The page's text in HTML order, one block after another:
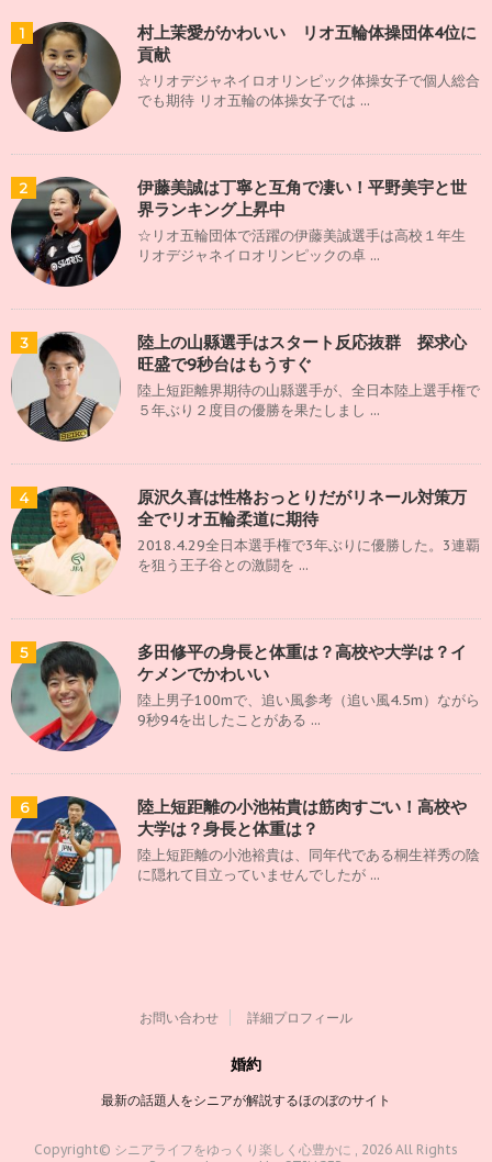
1
村上茉愛がかわいい リオ五輪体操団体4位に
貢献
☆リオデジャネイロオリンピック体操女子で個人総合
でも期待 リオ五輪の体操女子では ...
2
伊藤美誠は丁寧と互角で凄い！平野美宇と世
界ランキング上昇中
☆リオ五輪団体で活躍の伊藤美誠選手は高校１年生
リオデジャネイロオリンピックの卓 ...
3
陸上の山縣選手はスタート反応抜群 探求心
旺盛で9秒台はもうすぐ
陸上短距離界期待の山縣選手が、全日本陸上選手権で
５年ぶり２度目の優勝を果たしまし ...
4
原沢久喜は性格おっとりだがリネール対策万
全でリオ五輪柔道に期待
2018.4.29全日本選手権で3年ぶりに優勝した。3連覇
を狙う王子谷との激闘を ...
5
多田修平の身長と体重は？高校や大学は？イ
ケメンでかわいい
陸上男子100mで、追い風参考（追い風4.5m）ながら
9秒94を出したことがある ...
6
陸上短距離の小池祐貴は筋肉すごい！高校や
大学は？身長と体重は？
陸上短距離の小池裕貴は、同年代である桐生祥秀の陰
に隠れて目立っていませんでしたが ...
お問い合わせ 詳細プロフィール
婚約
最新の話題人をシニアが解説するほのぼのサイト
Copyright© シニアライフをゆっくり楽しく心豊かに , 2026 All Rights